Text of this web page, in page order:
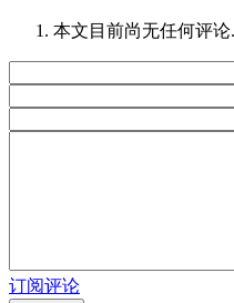
本文目前尚无任何评论.
订阅评论